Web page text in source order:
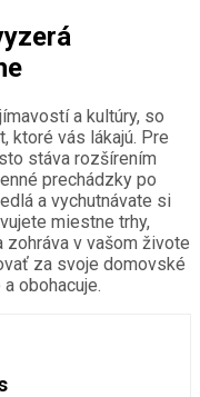
a kultúry, so
ktoré vás lákajú. Pre
stáva rozšírením
prechádzky po
a vychutnávate si
miestne trhy,
zohráva v vašom živote
za svoje domovské
obohacuje.